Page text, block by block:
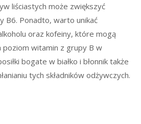
liściastych może zwiększyć
B6. Ponadto, warto unikać
oraz kofeiny, które mogą
poziom witamin z grupy B w
bogate w białko i błonnik także
tych składników odżywczych.